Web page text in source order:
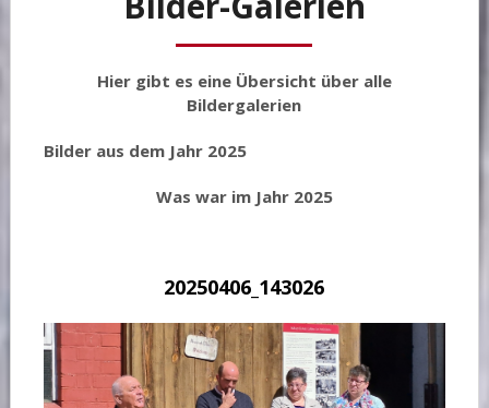
Hier gibt es eine Übersicht über alle
Bildergalerien
Bilder aus dem Jahr 2025
Was war im Jahr 2025
20250406_143026